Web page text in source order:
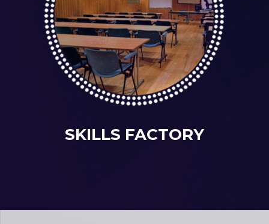
SKILLS FACTORY